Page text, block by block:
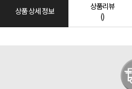
상품 상세 정보
상품리뷰
()